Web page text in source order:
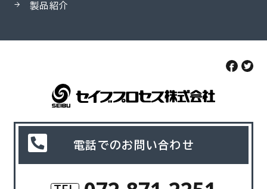
製品紹介
電話でのお問い合わせ